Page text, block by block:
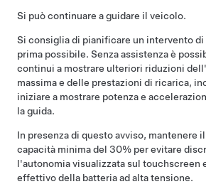
Si può continuare a guidare il veicolo.
Si consiglia di pianificare un intervento di
prima possibile. Senza assistenza è
continui a mostrare ulteriori riduzioni
massima e delle prestazioni di ricarica,
iniziare a mostrare potenza e
la guida.
In presenza di questo avviso, mantenere
capacità minima del 30% per evitare
l'autonomia visualizzata sul touchscreen
effettivo della batteria ad alta tensione.